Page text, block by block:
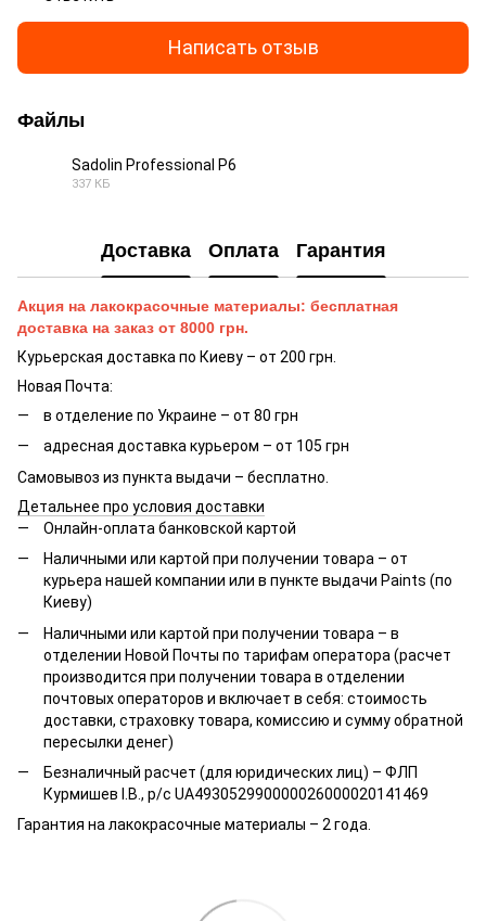
Написать отзыв
Файлы
Sadolin Professional P6
337 КБ
Доставка Оплата Гарантия
Акция на лакокрасочные материалы: бесплатная
доставка на заказ от 8000 грн.
Курьерская доставка по Киеву – от 200 грн.
Новая Почта:
в отделение по Украине – от 80 грн
адресная доставка курьером – от 105 грн
Самовывоз из пункта выдачи – бесплатно.
Детальнее про условия доставки
Онлайн-оплата банковской картой
Наличными или картой при получении товара – от
курьера нашей компании или в пункте выдачи Paints (по
Киеву)
Наличными или картой при получении товара – в
отделении Новой Почты по тарифам оператора (расчет
производится при получении товара в отделении
почтовых операторов и включает в себя: стоимость
доставки, страховку товара, комиссию и сумму обратной
пересылки денег)
Безналичный расчет (для юридических лиц) – ФЛП
Курмишев І.В., р/с UA493052990000026000020141469
Гарантия на лакокрасочные материалы – 2 года.